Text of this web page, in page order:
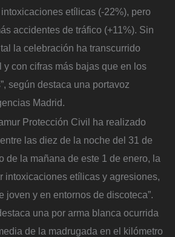
etílicas (-22%), pero
accidentes de tráfico (+11%). Sin
la celebración ha transcurrido
y con cifras más bajas que en los
según destaca una portavoz
Madrid.
Protección Civil ha realizado
las diez de la noche del 31 de
de la mañana de este 1 de enero, la
intoxicaciones etílicas y agresiones,
joven y en entornos de discoteca”.
una por arma blanca ocurrida
de la madrugada en el kilómetro